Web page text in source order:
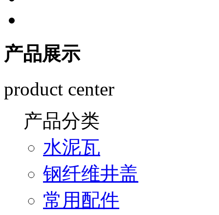
产品展示
product center
产品分类
水泥瓦
钢纤维井盖
常用配件